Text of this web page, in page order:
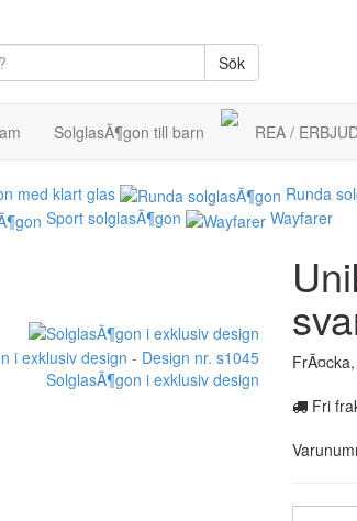
Sök
SolglasÃ¶gon till barn REA /
med klart glas Runda
Sport solglasÃ¶gon
Wayfarer
SolglasÃ¶gon i exklusiv design
Fri